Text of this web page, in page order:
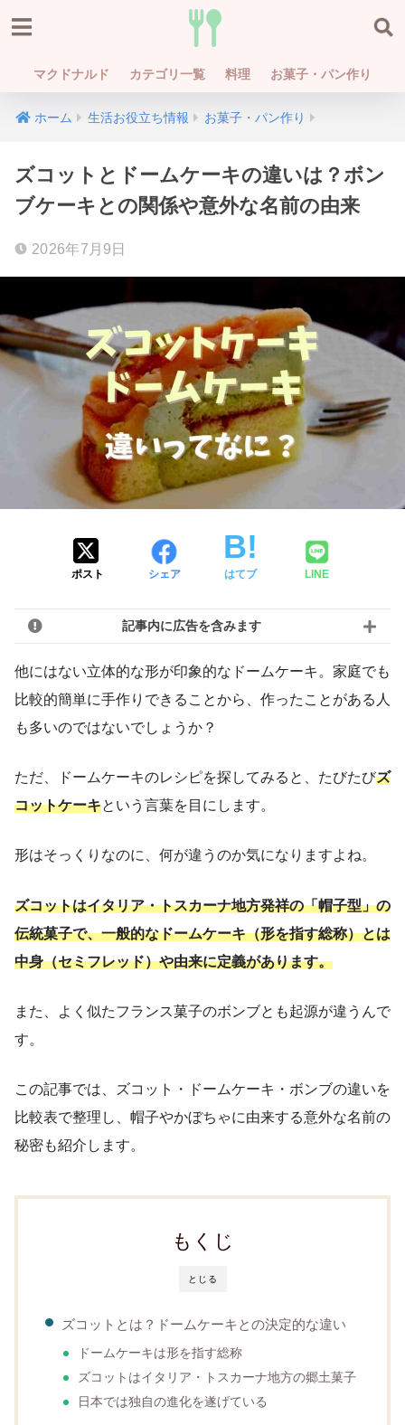
マクドナルド カテゴリ一覧 料理 お菓子・パン作り
ホーム 生活お役立ち情報 お菓子・パン作り
ズコットとドームケーキの違いは？ボン
ブケーキとの関係や意外な名前の由来
2026年7月9日
ポスト シェア はてブ LINE
記事内に広告を含みます
他にはない立体的な形が印象的なドームケーキ。家庭でも
比較的簡単に手作りできることから、作ったことがある人
も多いのではないでしょうか？
ただ、ドームケーキのレシピを探してみると、たびたびズ
コットケーキという言葉を目にします。
形はそっくりなのに、何が違うのか気になりますよね。
ズコットはイタリア・トスカーナ地方発祥の「帽子型」の
伝統菓子で、一般的なドームケーキ（形を指す総称）とは
中身（セミフレッド）や由来に定義があります。
また、よく似たフランス菓子のボンブとも起源が違うんで
す。
この記事では、ズコット・ドームケーキ・ボンブの違いを
比較表で整理し、帽子やかぼちゃに由来する意外な名前の
秘密も紹介します。
とじる
もくじ
ズコットとは？ドームケーキとの決定的な違い
ドームケーキは形を指す総称
ズコットはイタリア・トスカーナ地方の郷土菓子
日本では独自の進化を遂げている